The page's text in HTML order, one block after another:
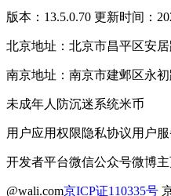
版本：13.5.0.70 更新时间：
北京地址：北京市昌平区安
南京地址：南京市建邺区永
未成年人防沉迷系统米币
用户应用权限隐私协议用户
开发者平台微信公众号微博
@wali.com京ICP证110335号